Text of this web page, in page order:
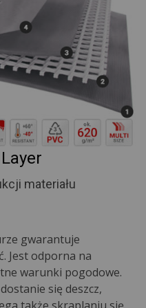
materiału
gwarantuje
Jest odporna na
warunki pogodowe.
się deszcz,